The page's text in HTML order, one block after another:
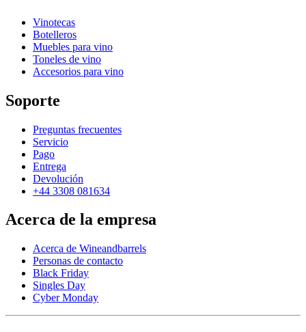
Vinotecas
Botelleros
Muebles para vino
Toneles de vino
Accesorios para vino
Soporte
Preguntas frecuentes
Servicio
Pago
Entrega
Devolución
+44 3308 081634
Acerca de la empresa
Acerca de Wineandbarrels
Personas de contacto
Black Friday
Singles Day
Cyber Monday